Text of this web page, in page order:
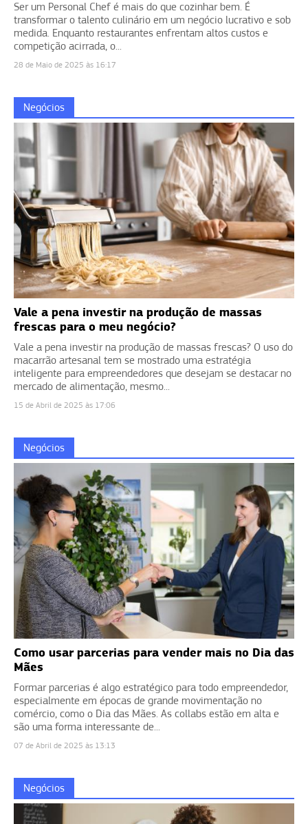
Ser um Personal Chef é mais do que cozinhar bem. É
transformar o talento culinário em um negócio lucrativo e sob
medida. Enquanto restaurantes enfrentam altos custos e
competição acirrada, o...
28 de Maio de 2025 às 16:17
Negócios
Vale a pena investir na produção de massas
frescas para o meu negócio?
Vale a pena investir na produção de massas frescas? O uso do
macarrão artesanal tem se mostrado uma estratégia
inteligente para empreendedores que desejam se destacar no
mercado de alimentação, mesmo...
15 de Abril de 2025 às 17:06
Negócios
Como usar parcerias para vender mais no Dia das
Mães
Formar parcerias é algo estratégico para todo empreendedor,
especialmente em épocas de grande movimentação no
comércio, como o Dia das Mães. As collabs estão em alta e
são uma forma interessante de...
07 de Abril de 2025 às 13:13
Negócios